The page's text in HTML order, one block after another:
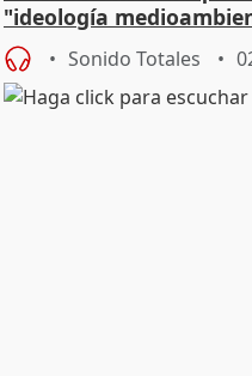
"ideología
playas
Sonido Totales